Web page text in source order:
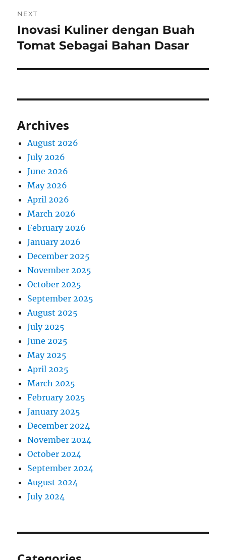
NEXT
Next
post:
Inovasi Kuliner dengan Buah
Tomat Sebagai Bahan Dasar
Archives
August 2026
July 2026
June 2026
May 2026
April 2026
March 2026
February 2026
January 2026
December 2025
November 2025
October 2025
September 2025
August 2025
July 2025
June 2025
May 2025
April 2025
March 2025
February 2025
January 2025
December 2024
November 2024
October 2024
September 2024
August 2024
July 2024